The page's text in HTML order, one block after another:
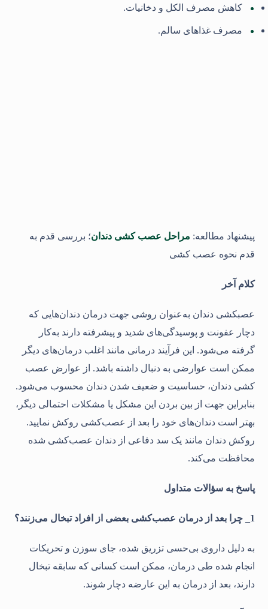
کاهش مصرف الکل و دخانیات.
مصرف غذاهای سالم.
پیشنهاد مطالعه: مراحل عصب کشی دندان؛ بررسی قدم به
قدم نحوه عصب کشی
کلام آخر
عصب‎کشی دندان به‌عنوان روشی جهت درمان دندان‌هایی که
دچار عفونت و پوسیدگی‌های شدید و پیشرفته دارند به‌کار
گرفته‌ می‌شود. این فرآیند درمانی مانند اغلب درمان‌های دیگر
ممکن است عوارضی به دنبال داشته باشد. از عوارض عصب
كشی دندان، حساسیت و ضعیف شدن دندان محسوب می‌شود.
بنابراین جهت از بین بردن این مشکل یا مشکلات احتمالی دیگر،
بهتر است دندان‌های خود را بعد از عصب‌کشی روکش نمایید.
روکش دندان مانند یک سد دفاعی از دندان عصب‌کشی شده
محافظت می‌کند.
پاسخ به سؤالات متداول
1_ چرا بعد از درمان عصب‌کشی بعضی‌ از افراد تبخال می‌زنند؟
به دلیل داروی بی‌حسی تزریق شده، جای سوزن و تحریکات
انجام شده طی درمان، ممکن است کسانی که سابقه تبخال
دارند، بعد از درمان به این عارضه دچار شوند.